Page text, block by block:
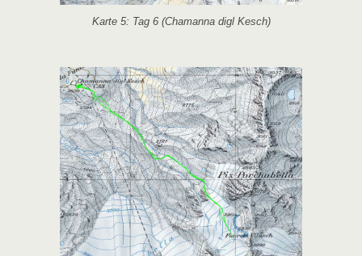
Karte 5: Tag 6 (Chamanna digl Kesch)